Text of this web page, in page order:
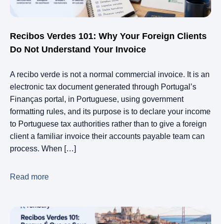
Recibos Verdes 101: Why Your Foreign Clients
Do Not Understand Your Invoice
A recibo verde is not a normal commercial invoice. It is an
electronic tax document generated through Portugal’s
Finanças portal, in Portuguese, using government
formatting rules, and its purpose is to declare your income
to Portuguese tax authorities rather than to give a foreign
client a familiar invoice their accounts payable team can
process. When […]
Read more